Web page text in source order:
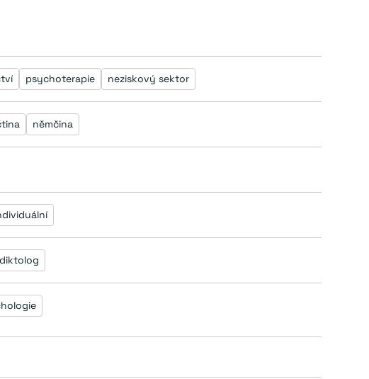
psychoterapie neziskový sektor
němčina